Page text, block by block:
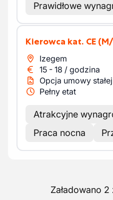
Prawidłowe
Kierowca kat. CE
Izegem
15 - 18 / godzina
Opcja umowy stałej
Pełny etat
Atrakcyjne
Praca nocna
Załadowano